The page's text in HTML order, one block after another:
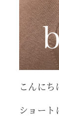
こんに
ショート